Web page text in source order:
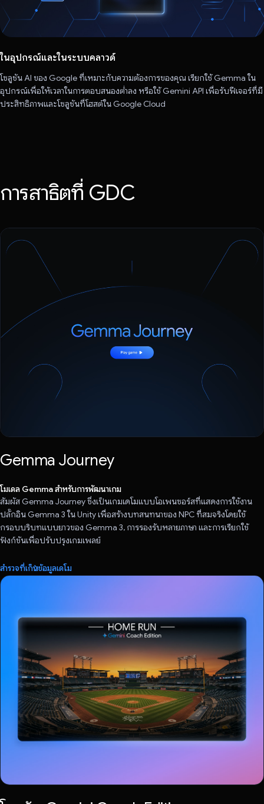
ในอุปกรณ์และในระบบคลาวด์
โซลูชัน AI ของ Google ที่เหมาะกับความต้องการของคุณ เรียกใช้ Gemma ใน
อุปกรณ์เพื่อให้เวลาในการตอบสนองต่ำลง หรือใช้ Gemini API เพื่อรับฟีเจอร์ที่มี
ประสิทธิภาพและโซลูชันที่โฮสต์ใน Google Cloud
การสาธิตที่ GDC
Gemma Journey
โมเดล Gemma สำหรับการพัฒนาเกม
สัมผัส Gemma Journey ซึ่งเป็นเกมเดโมแบบโอเพนซอร์สที่แสดงการใช้งาน
ปลั๊กอิน Gemma 3 ใน Unity เพื่อสร้างบทสนทนาของ NPC ที่สมจริงโดยใช้
กรอบบริบทแบบยาวของ Gemma 3, การรองรับหลายภาษา และการเรียกใช้
ฟังก์ชันเพื่อปรับปรุงเกมเพลย์
สำรวจที่เก็บข้อมูลเดโม